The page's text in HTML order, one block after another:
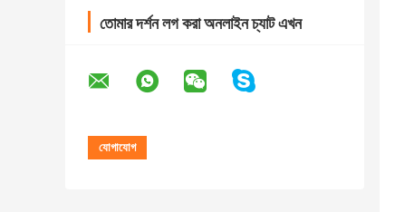
তোমার দর্শন লগ করা অনলাইন চ্যাট এখন